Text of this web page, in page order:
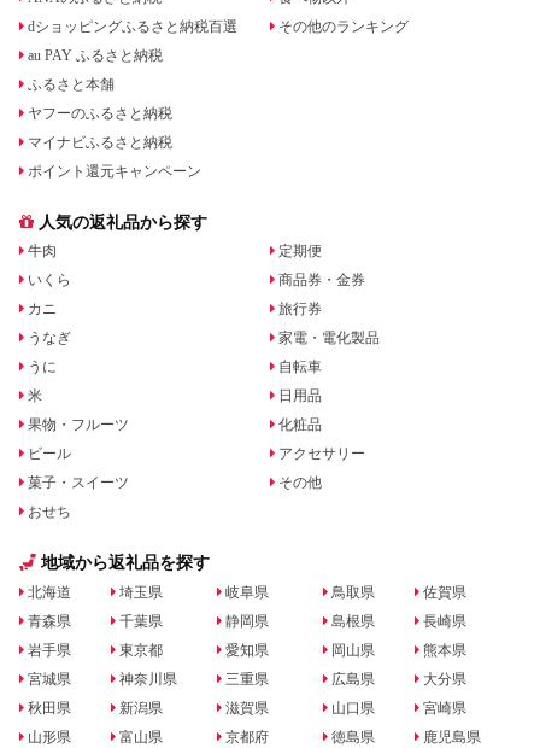
dショッピングふるさと納税百選
au PAY ふるさと納税
ふるさと本舗
ヤフーのふるさと納税
マイナビふるさと納税
ポイント還元キャンペーン
その他のランキング
人気の返礼品から探す
牛肉
いくら
カニ
うなぎ
うに
米
果物・フルーツ
ビール
菓子・スイーツ
おせち
定期便
商品券・金券
旅行券
家電・電化製品
自転車
日用品
化粧品
アクセサリー
その他
地域から返礼品を探す
北海道
青森県
岩手県
宮城県
秋田県
山形県
埼玉県
千葉県
東京都
神奈川県
新潟県
富山県
岐阜県
静岡県
愛知県
三重県
滋賀県
京都府
鳥取県
島根県
岡山県
広島県
山口県
徳島県
佐賀県
長崎県
熊本県
大分県
宮崎県
鹿児島県